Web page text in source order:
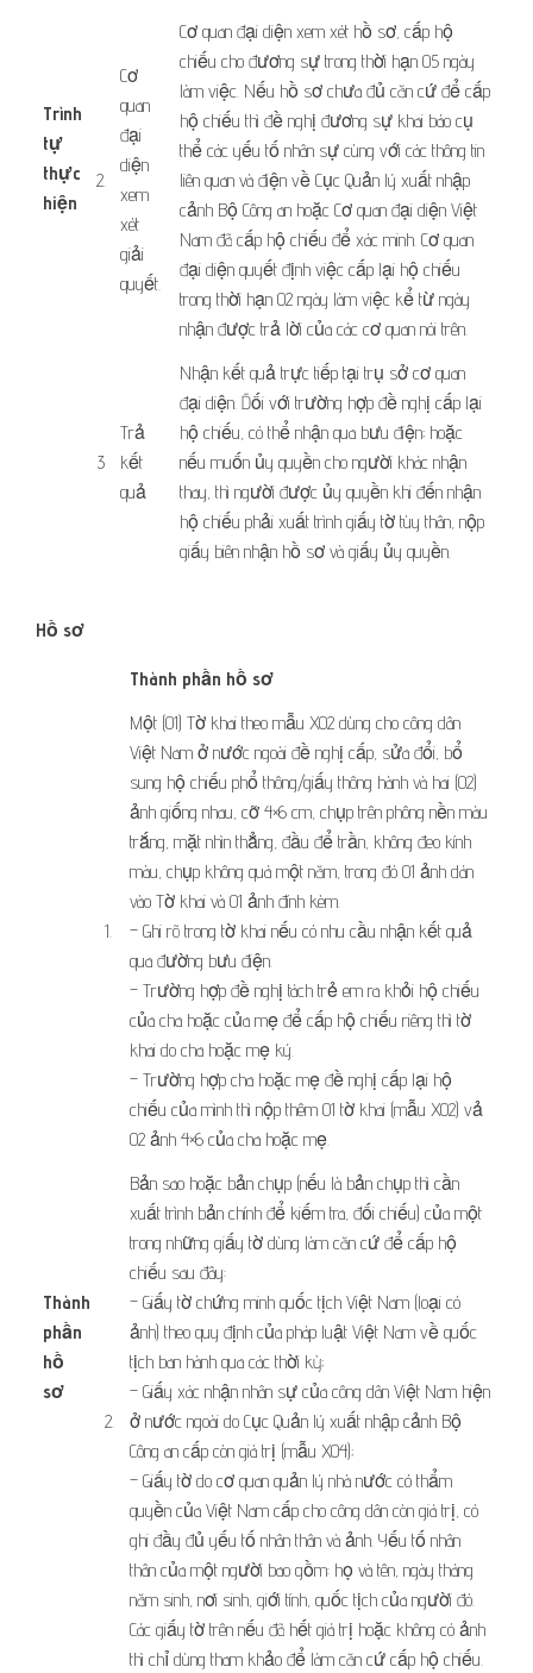
Trình
tự
thực
hiện
​2.
​​Cơ
quan
đại
diện
xem
xét
giải
quyết.
​Cơ quan đại diện xem xét hồ sơ, cấp hộ
chiếu cho đương sự trong thời hạn 05 ngày
làm việc. Nếu hồ sơ chưa đủ căn cứ để cấp
hộ chiếu thì đề nghị đương sự khai báo cụ
thể các yếu tố nhân sự cùng với các thông tin
liên quan và điện về Cục Quản lý xuất nhập
cảnh Bộ Công an hoặc Cơ quan đại diện Việt
Nam đã cấp hộ chiếu để xác minh. Cơ quan
đại diện quyết định việc cấp lại hộ chiếu
trong thời hạn 02 ngày làm việc kể từ ngày
nhận được trả lời của các cơ quan nói trên.
​3
​​Trả
kết
quả
​Nhận kết quả trực tiếp tại trụ sở cơ quan
đại diện. Đối với trường hợp đề nghị cấp lại
hộ chiếu, có thể nhận qua bưu điện; hoặc
nếu muốn ủy quyền cho người khác nhận
thay, thì người được ủy quyền khi đến nhận
hộ chiếu phải xuất trình giấy tờ tùy thân, nộp
giấy biên nhận hồ sơ và giấy ủy quyền.
Hồ sơ
Thành
phần
hồ
sơ
​Thành phần hồ sơ
​1.
Một (01) Tờ khai theo mẫu X02 dùng cho công dân
Việt Nam ở nước ngoài đề nghị cấp, sửa đổi, bổ
sung hộ chiếu phổ thông/giấy thông hành và hai (02)
ảnh giống nhau, cỡ 4×6 cm, chụp trên phông nền màu
trắng, mặt nhìn thẳng, đầu để trần, không đeo kính
màu, chụp không quá một năm, trong đó 01 ảnh dán
vào Tờ khai và 01 ảnh đính kèm.
– Ghi rõ trong tờ khai nếu có nhu cầu nhận kết quả
qua đường bưu điện.
– Trường hợp đề nghị tách trẻ em ra khỏi hộ chiếu
của cha hoặc của mẹ để cấp hộ chiếu riêng thì tờ
khai do cha hoặc mẹ ký.
– Trường hợp cha hoặc mẹ đề nghị cấp lại hộ
chiếu của mình thì nộp thêm 01 tờ khai (mẫu X02) vả
02 ảnh 4×6 của cha hoặc mẹ.
​2.
Bản sao hoặc bản chụp (nếu là bản chụp thì cần
xuất trình bản chính để kiếm tra, đối chiếu) của một
trong những giấy tờ dùng làm căn cứ để cấp hộ
chiếu sau đây:
– Giấy tờ chứng minh quốc tịch Việt Nam (loại có
ảnh) theo quy định của pháp luật Việt Nam về quốc
tịch ban hành qua các thời kỳ;
– Giấy xác nhận nhân sự của công dân Việt Nam hiện
ở nước ngoài do Cục Quản lý xuất nhập cảnh Bộ
Công an cấp còn giá trị (mẫu X04);
– Giấy tờ do cơ quan quản lý nhà nước có thẩm
quyền của Việt Nam cấp cho công dân còn giá trị, có
ghi đầy đủ yếu tố nhân thân và ảnh. Yếu tố nhân
thân của một người bao gồm: họ và tên, ngày tháng
năm sinh, nơi sinh, giới tính, quốc tịch của người đó.
Các giấy tờ trên nếu đã hết giá trị hoặc không có ảnh
thì chỉ dùng tham khảo để làm căn cứ cấp hộ chiếu.